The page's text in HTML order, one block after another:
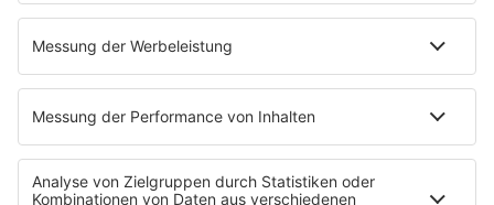
Charts
EVENTS
Kontakt
Newsletter
Empfang